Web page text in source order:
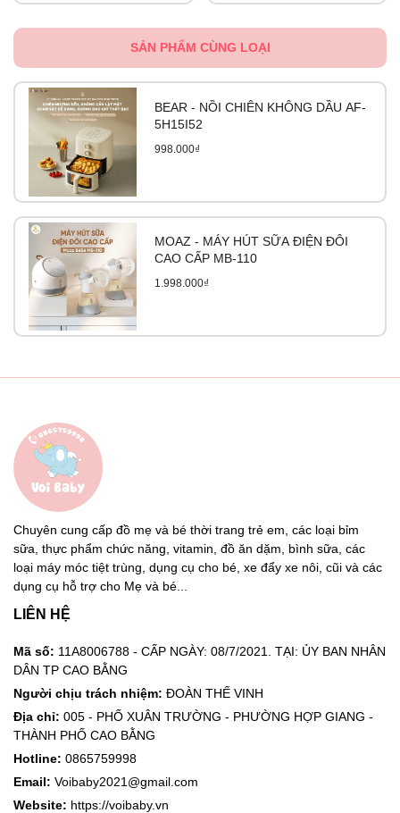
SẢN PHẨM CÙNG LOẠI
BEAR - NỒI CHIÊN KHÔNG DẦU AF-
5H15I52
998.000₫
MOAZ - MÁY HÚT SỮA ĐIỆN ĐÔI
CAO CẤP MB-110
1.998.000₫
Chuyên cung cấp đồ mẹ và bé thời trang trẻ em, các loại bỉm
sữa, thực phẩm chức năng, vitamin, đồ ăn dặm, bình sữa, các
loại máy móc tiệt trùng, dụng cụ cho bé, xe đẩy xe nôi, cũi và các
dụng cụ hỗ trợ cho Mẹ và bé...
LIÊN HỆ
Mã số: 11A8006788 - CẤP NGÀY: 08/7/2021. TẠI: ỦY BAN NHÂN
DÂN TP CAO BẰNG
Người chịu trách nhiệm: ĐOÀN THẾ VINH
Địa chỉ: 005 - PHỐ XUÂN TRƯỜNG - PHƯỜNG HỢP GIANG -
THÀNH PHỐ CAO BẰNG
Hotline: 0865759998
Email: Voibaby2021@gmail.com
Website: https://voibaby.vn